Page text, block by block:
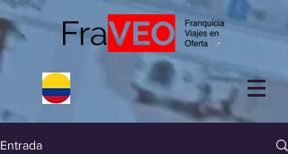
Entrada